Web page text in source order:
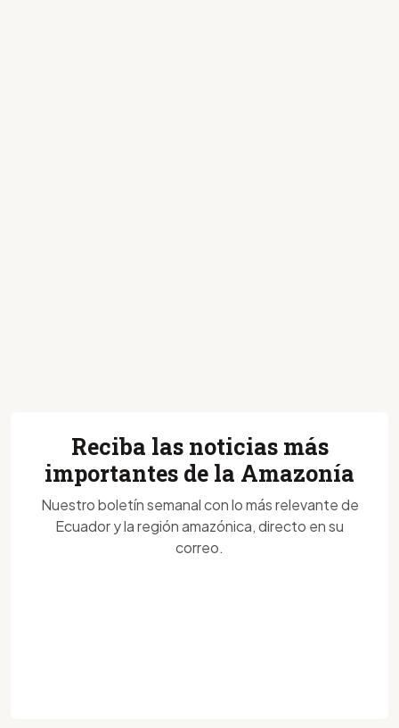
Reciba las noticias más
importantes de la Amazonía
Nuestro boletín semanal con lo más relevante de
Ecuador y la región amazónica, directo en su
correo.